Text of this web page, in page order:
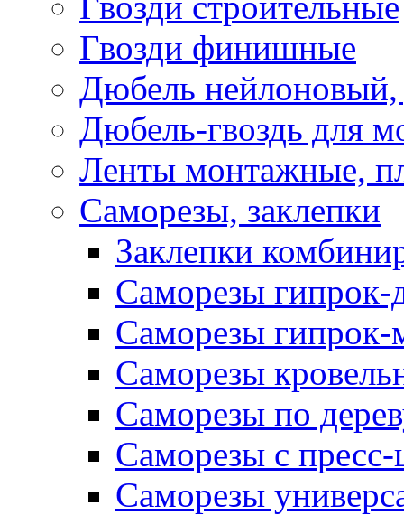
Гвозди финишные
Дюбель нейлоновый,
Дюбель-гвоздь для
Ленты монтажные,
Саморезы, заклепки
Заклепки
Саморезы гипрок-
Саморезы гипрок-
Саморезы
Саморезы по
Саморезы с
Саморезы